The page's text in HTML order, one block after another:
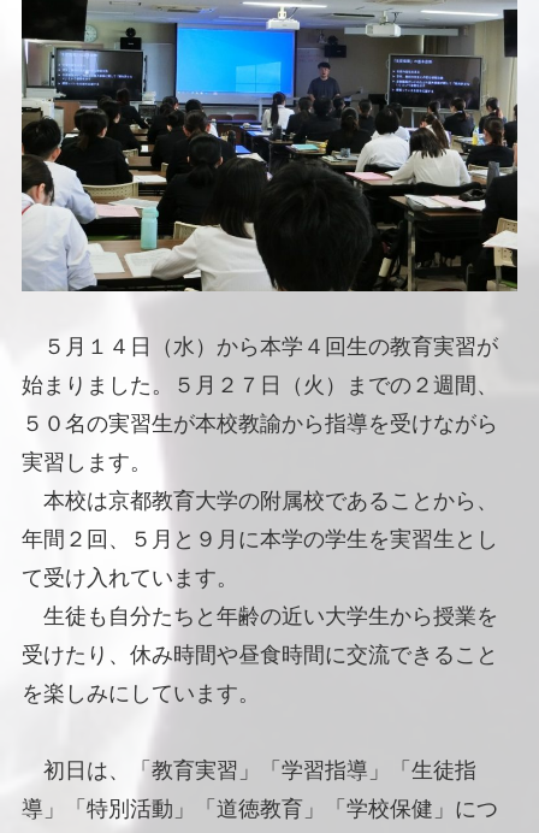
５月１４日（水）から本学４回生の教育実習が
始まりました。５月２７日（火）までの２週間、
５０名の実習生が本校教諭から指導を受けながら
実習します。
本校は京都教育大学の附属校であることから、
年間２回、５月と９月に本学の学生を実習生とし
て受け入れています。
生徒も自分たちと年齢の近い大学生から授業を
受けたり、休み時間や昼食時間に交流できること
を楽しみにしています。
初日は、「教育実習」「学習指導」「生徒指
導」「特別活動」「道徳教育」「学校保健」につ